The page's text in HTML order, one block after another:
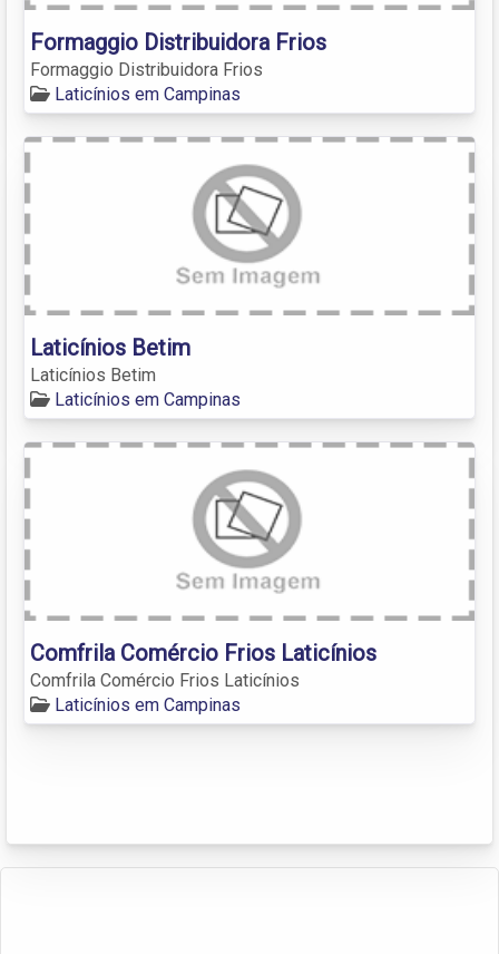
Formaggio Distribuidora Frios
Formaggio Distribuidora Frios
Laticínios em Campinas
Laticínios Betim
Laticínios Betim
Laticínios em Campinas
Comfrila Comércio Frios Laticínios
Comfrila Comércio Frios Laticínios
Laticínios em Campinas